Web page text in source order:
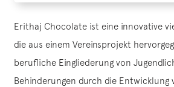
Erithaj Chocolate ist eine innovative
die aus einem Vereinsprojekt
berufliche Eingliederung von
Behinderungen durch die Entwicklung